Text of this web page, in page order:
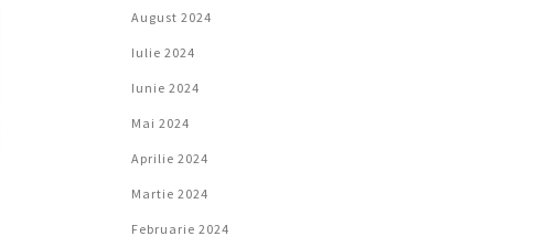
August 2024
Iulie 2024
Iunie 2024
Mai 2024
Aprilie 2024
Martie 2024
Februarie 2024